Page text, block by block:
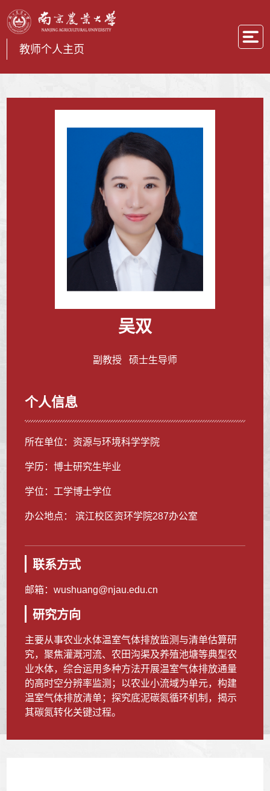
教师个人主页
吴双
副教授 硕士生导师
个人信息
所在单位：资源与环境科学学院
学历：博士研究生毕业
学位：工学博士学位
办公地点： 滨江校区资环学院287办公室
联系方式
邮箱：wushuang@njau.edu.cn
研究方向
主要从事农业水体温室气体排放监测与清单估算研
究，聚焦灌溉河流、农田沟渠及养殖池塘等典型农
业水体，综合运用多种方法开展温室气体排放通量
的高时空分辨率监测；以农业小流域为单元，构建
温室气体排放清单；探究底泥碳氮循环机制，揭示
其碳氮转化关键过程。